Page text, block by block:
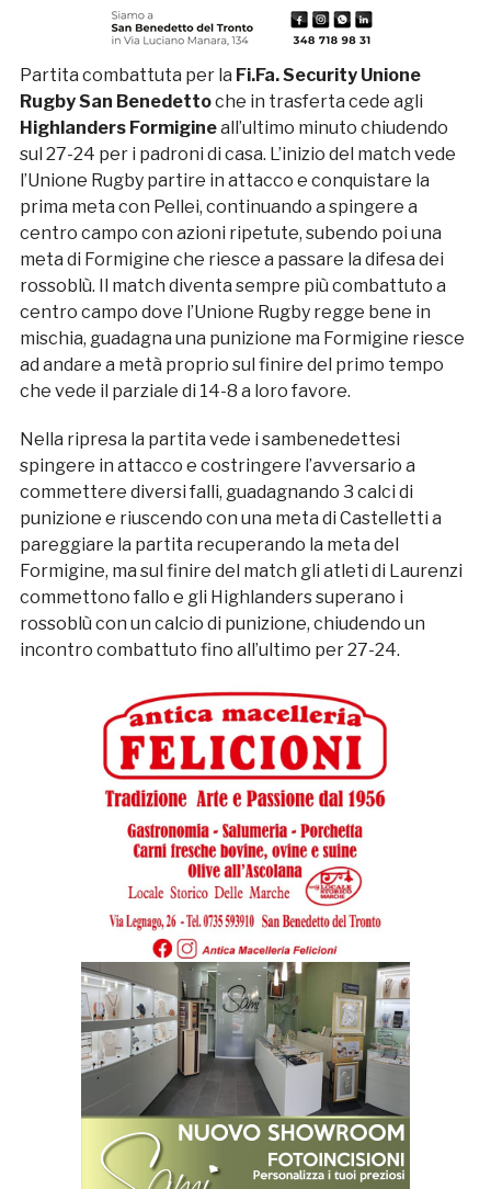
Partita combattuta per la Fi.Fa. Security Unione
Rugby San Benedettoche in trasferta cede agli
Highlanders Formigineall’ultimo minuto chiudendo
sul 27-24 per i padroni di casa. L’inizio del match vede
l’Unione Rugby partire in attacco e conquistare la
prima meta con Pellei, continuando a spingere a
centro campo con azioni ripetute, subendo poi una
meta di Formigine che riesce a passare la difesa dei
rossoblù. Il match diventa sempre più combattuto a
centro campo dove l’Unione Rugby regge bene in
mischia, guadagna una punizione ma Formigine riesce
ad andare a metà proprio sul finire del primo tempo
che vede il parziale di 14-8 a loro favore.
Nella ripresa la partita vede i sambenedettesi
spingere in attacco e costringere l’avversario a
commettere diversi falli, guadagnando 3 calci di
punizione e riuscendo con una meta di Castelletti a
pareggiare la partita recuperando la meta del
Formigine, ma sul finire del match gli atleti di Laurenzi
commettono fallo e gli Highlanders superano i
rossoblù con un calcio di punizione, chiudendo un
incontro combattuto fino all’ultimo per 27-24.